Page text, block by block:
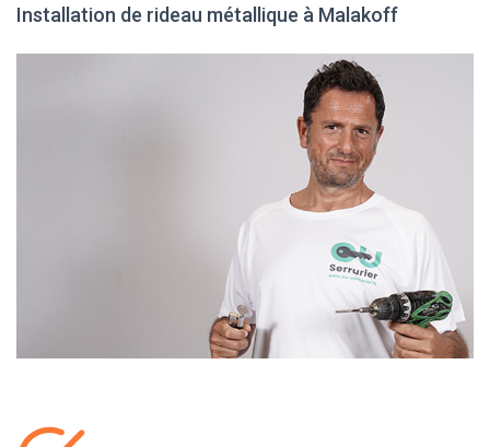
Installation de rideau métallique à Malakoff